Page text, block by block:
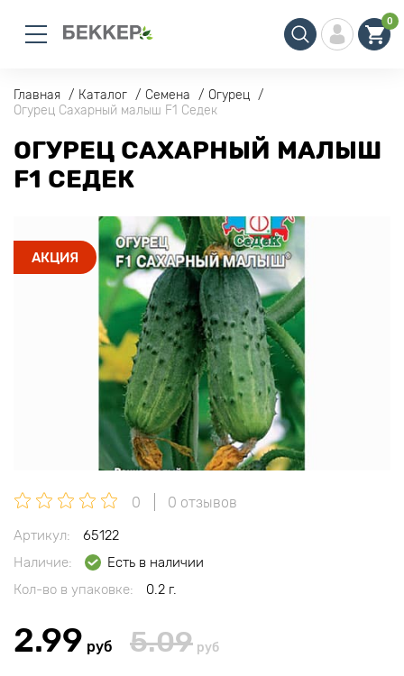
0
Главная Каталог Семена
Огурец
Огурец Сахарный малыш F1 Седек
ОГУРЕЦ САХАРНЫЙ МАЛЫШ
F1 СЕДЕК
АКЦИЯ
0 0 отзывов
Артикул:
65122
Наличие:
Есть в наличии
Кол-во в упаковке:
0.2 г.
2.99 руб 5.09 руб